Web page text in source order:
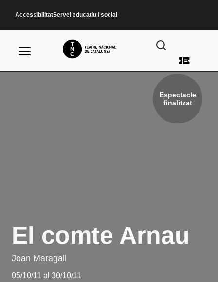
AccessibilitatServei educatiu i social
Menú
Espectacle
finalitzat
El comte Arnau
Joan Maragall
05/10/11 al 30/10/11